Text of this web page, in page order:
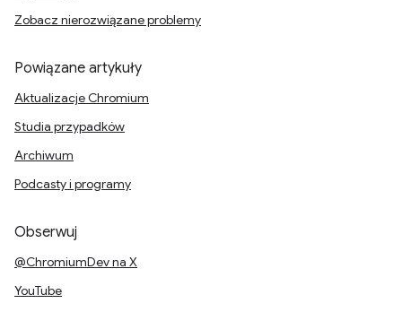
Zobacz nierozwiązane problemy
Powiązane artykuły
Aktualizacje Chromium
Studia przypadków
Archiwum
Podcasty i programy
Obserwuj
@ChromiumDev na X
YouTube